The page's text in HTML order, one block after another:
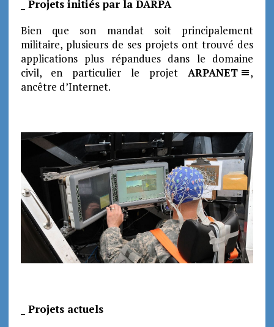
_ Projets initiés par la DARPA
Bien que son mandat soit principalement
militaire, plusieurs de ses projets ont trouvé des
applications plus répandues dans le domaine
civil, en particulier le projet ARPANET
,
ancêtre d’Internet.
_ Projets actuels